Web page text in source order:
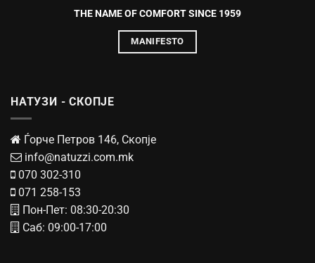
THE NAME OF COMFORT SINCE 1959
MANIFESTO
НАТУЗИ - СКОПЈЕ
Ѓорче Петров 146, Скопје
info@natuzzi.com.mk
070 302-310
071 258-153
Пон-Пет: 08:30-20:30
Саб: 09:00-17:00